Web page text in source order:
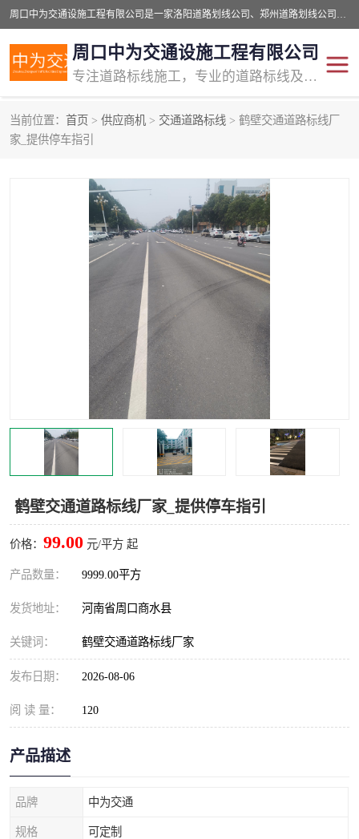
周口中为交通设施工程有限公司是一家洛阳道路划线公司、郑州道路划线公司、平顶山道路车位划线公司、开封车位划线公司、许昌道路车位划线公司、漯河道路车位划线公司，公司始终坚持“诚信、匠心、专注”的宗旨；我们的经营理念是：的服务。
周口中为交通设施工程有限公司
专注道路标线施工，专业的道路标线及交通设施施工服务商!
当前位置： 首页 > 供应商机 > 交通道路标线 > 鹤壁交通道路标线厂
家_提供停车指引
鹤壁交通道路标线厂家_提供停车指引
价格： 99.00 元/平方 起
产品数量： 9999.00平方
发货地址： 河南省周口商水县
关键词： 鹤壁交通道路标线厂家
发布日期： 2026-08-06
阅 读 量： 120
产品描述
品牌 中为交通
规格 可定制
交通道路标线
道路标线划线 马路标线
道路划线